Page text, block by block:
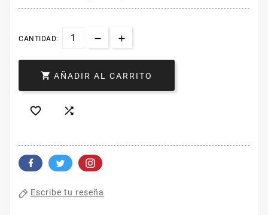
CANTIDAD:
 AÑADIR AL CARRITO
 
Escribe tu reseña